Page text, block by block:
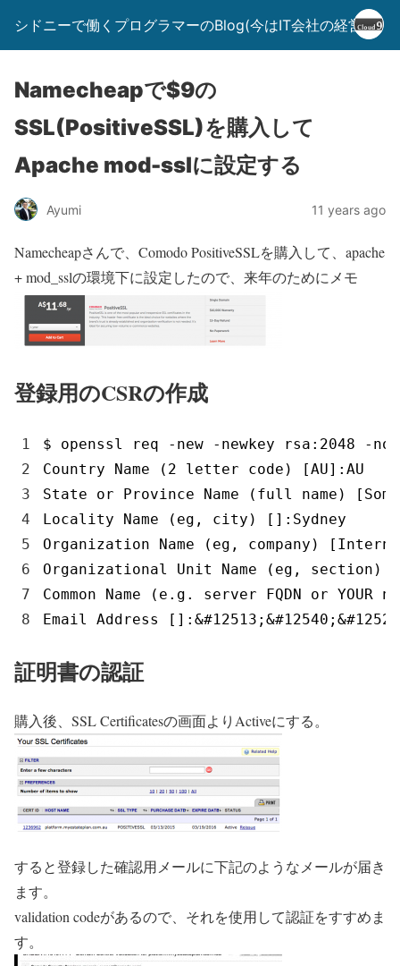
シドニーで働くプログラマーのBlog(今はIT会社の経営者)
Namecheapで$9の
SSL(PositiveSSL)を購入して
Apache mod-sslに設定する
Ayumi 11 years ago
Namecheapさんで、Comodo PositiveSSLを購入して、apache
+ mod_sslの環境下に設定したので、来年のためにメモ
登録用のCSRの作成
1
2
3
4
5
6
7
8
$ openssl req - new - newkey rsa : 2048 -
Country Name ( 2 letter code ) [AU] : AU
State or Province Name ( full name ) [ Some
Locality Name ( eg , city ) [ ] : Sydney
Organization Name ( eg , company ) [
Organizational Unit Name ( eg , section )
Common Name ( e . g . server FQDN or YOUR
Email Address [ ] : &
証明書の認証
購入後、SSL Certificatesの画面よりActiveにする。
すると登録した確認用メールに下記のようなメールが届き
ます。
validation codeがあるので、それを使用して認証をすすめま
す。